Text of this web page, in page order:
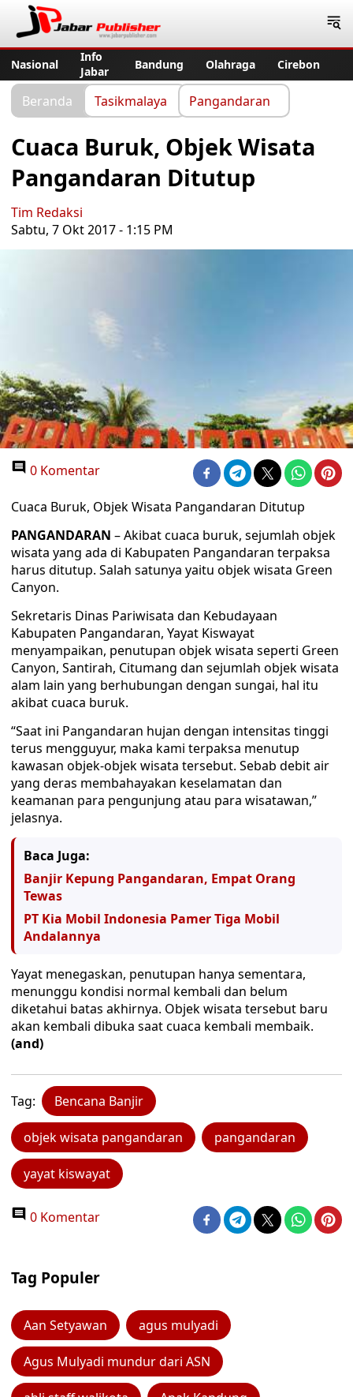
Nasional
Info
Jabar
Bandung Olahraga Cirebon
Beranda Tasikmalaya Pangandaran
Cuaca Buruk, Objek Wisata
Pangandaran Ditutup
Tim Redaksi
Sabtu, 7 Okt 2017 - 1:15 PM
0 Komentar
Cuaca Buruk, Objek Wisata Pangandaran Ditutup
PANGANDARAN – Akibat cuaca buruk, sejumlah objek
wisata yang ada di Kabupaten Pangandaran terpaksa
harus ditutup. Salah satunya yaitu objek wisata Green
Canyon.
Sekretaris Dinas Pariwisata dan Kebudayaan
Kabupaten Pangandaran, Yayat Kiswayat
menyampaikan, penutupan objek wisata seperti Green
Canyon, Santirah, Citumang dan sejumlah objek wisata
alam lain yang berhubungan dengan sungai, hal itu
akibat cuaca buruk.
“Saat ini Pangandaran hujan dengan intensitas tinggi
terus mengguyur, maka kami terpaksa menutup
kawasan objek-objek wisata tersebut. Sebab debit air
yang deras membahayakan keselamatan dan
keamanan para pengunjung atau para wisatawan,”
jelasnya.
Baca Juga:
Banjir Kepung Pangandaran, Empat Orang
Tewas
PT Kia Mobil Indonesia Pamer Tiga Mobil
Andalannya
Yayat menegaskan, penutupan hanya sementara,
menunggu kondisi normal kembali dan belum
diketahui batas akhirnya. Objek wisata tersebut baru
akan kembali dibuka saat cuaca kembali membaik.
(and)
Tag: Bencana Banjir
objek wisata pangandaran pangandaran
yayat kiswayat
0 Komentar
Tag Populer
Aan Setyawan agus mulyadi
Agus Mulyadi mundur dari ASN